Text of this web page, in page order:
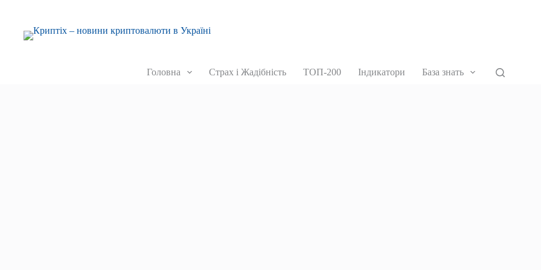
Головна Страх і Жадібність ТОП-200 Індикатори База знать